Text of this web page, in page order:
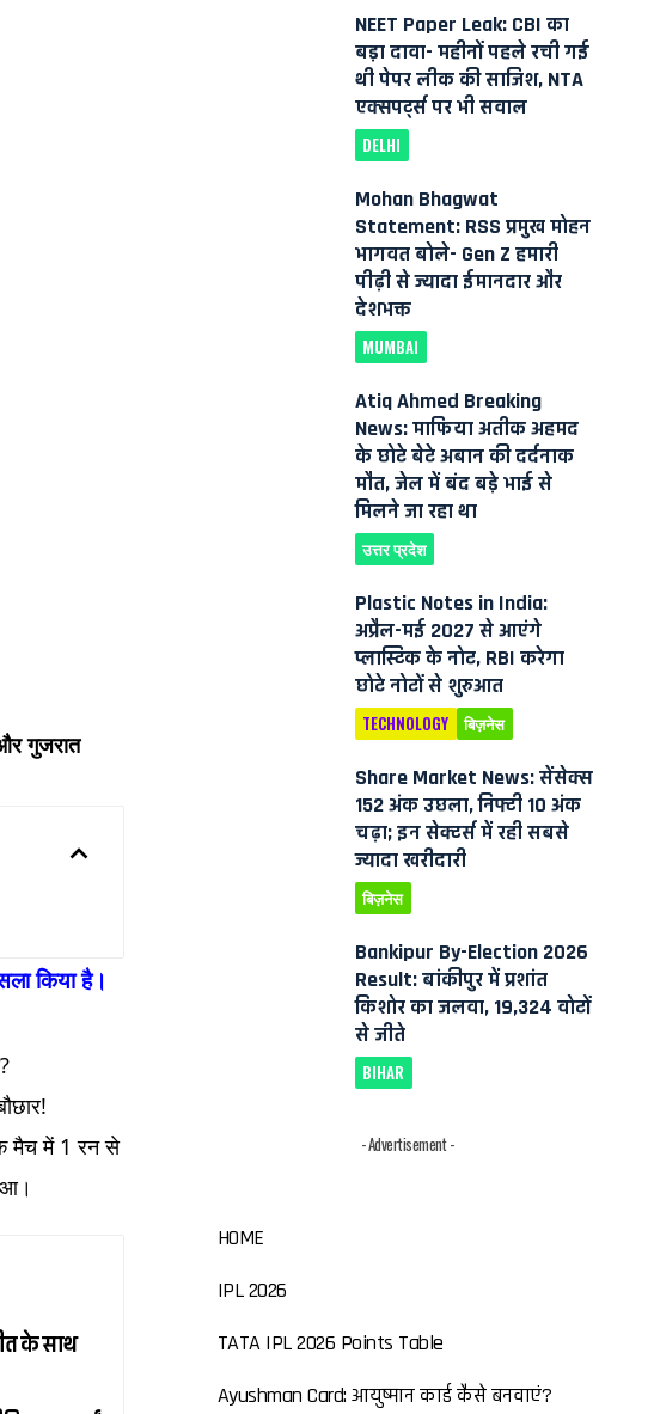
गुजरात
किया है।
मैच में 1 रन से
के साथ
NEET Paper Leak: CBI का
बड़ा दावा- महीनों पहले रची गई
थी पेपर लीक की साजिश, NTA
एक्सपर्ट्स पर भी सवाल
DELHI
Mohan Bhagwat
Statement: RSS प्रमुख मोहन
भागवत बोले- Gen Z हमारी
पीढ़ी से ज्यादा ईमानदार और
देशभक्त
MUMBAI
Atiq Ahmed Breaking
News: माफिया अतीक अहमद
के छोटे बेटे अबान की दर्दनाक
मौत, जेल में बंद बड़े भाई से
मिलने जा रहा था
उत्तर प्रदेश
Plastic Notes in India:
अप्रैल-मई 2027 से आएंगे
प्लास्टिक के नोट, RBI करेगा
छोटे नोटों से शुरुआत
TECHNOLOGY बिज़नेस
Share Market News: सेंसेक्स
152 अंक उछला, निफ्टी 10 अंक
चढ़ा; इन सेक्टर्स में रही सबसे
ज्यादा खरीदारी
बिज़नेस
Bankipur By-Election 2026
Result: बांकीपुर में प्रशांत
किशोर का जलवा, 19,324 वोटों
से जीते
BIHAR
- Advertisement -
HOME
IPL 2026
TATA IPL 2026 Points Table
Ayushman Card: आयुष्मान कार्ड कैसे बनवाएं?